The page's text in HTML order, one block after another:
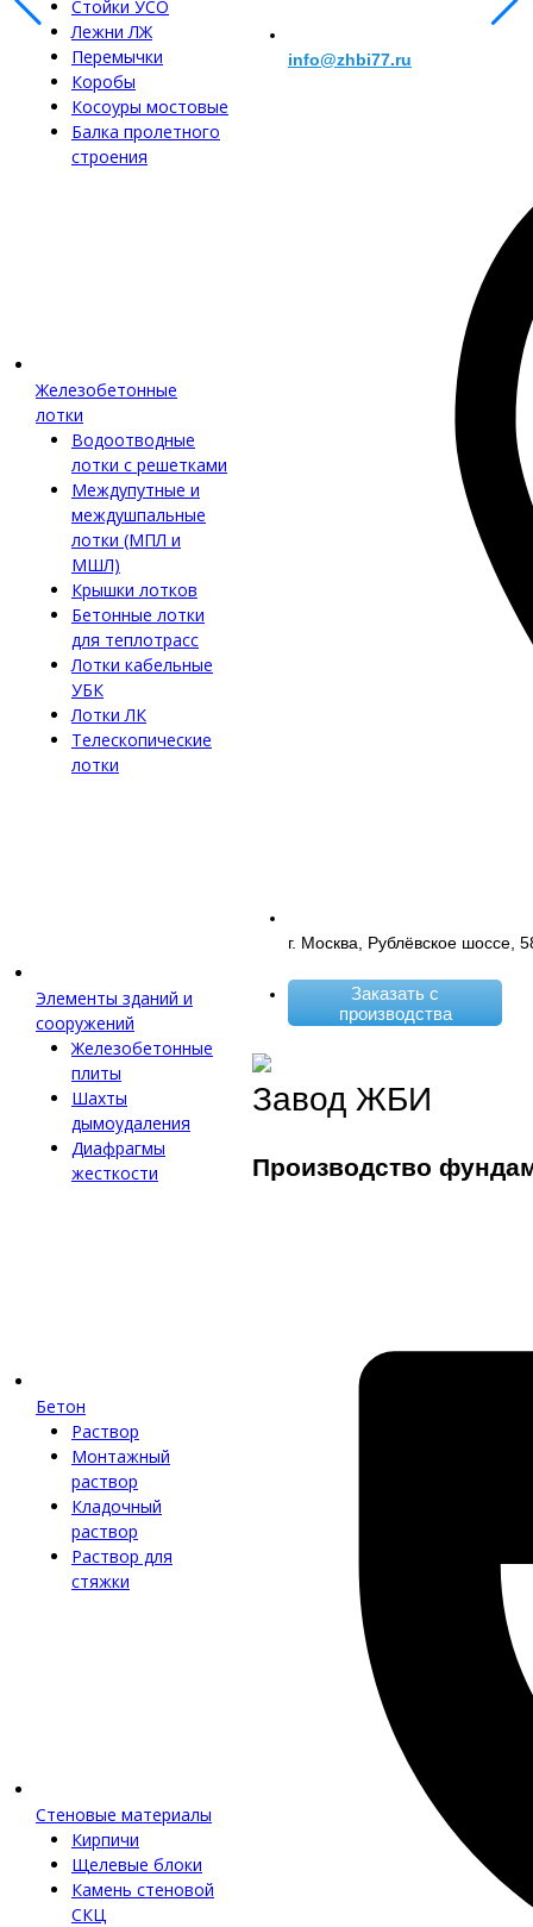
Стойки УСО
Лежни ЛЖ
Перемычки
Коробы
Косоуры мостовые
Балка пролетного
строения
Железобетонные
лотки
Водоотводные
лотки с решетками
Междупутные и
междушпальные
лотки (МПЛ и
МШЛ)
Крышки лотков
Бетонные лотки
для теплотрасс
Лотки кабельные
УБК
Лотки ЛК
Телескопические
лотки
Элементы зданий и
сооружений
Железобетонные
плиты
Шахты
дымоудаления
Диафрагмы
жесткости
Бетон
Раствор
Монтажный
раствор
Кладочный
раствор
Раствор для
стяжки
Стеновые материалы
Кирпичи
Щелевые блоки
Камень стеновой
СКЦ
info@zhbi77.ru
г. Москва, Рублёвское шоссе,
Заказать с
производства
Завод ЖБИ
Производство